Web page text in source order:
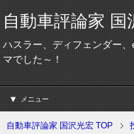
自動車評論家 国
ハスラー、ディフェンダー
マでした～！
メニュー
自動車評論家 国沢光宏 TOP